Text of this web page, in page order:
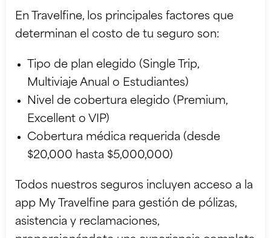
En Travelfine, los principales factores que
determinan el costo de tu seguro son:
Tipo de plan elegido (Single Trip,
Multiviaje Anual o Estudiantes)
Nivel de cobertura elegido (Premium,
Excellent o VIP)
Cobertura médica requerida (desde
$20,000 hasta $5,000,000)
Todos nuestros seguros incluyen acceso a la
app My Travelfine para gestión de pólizas,
asistencia y reclamaciones,